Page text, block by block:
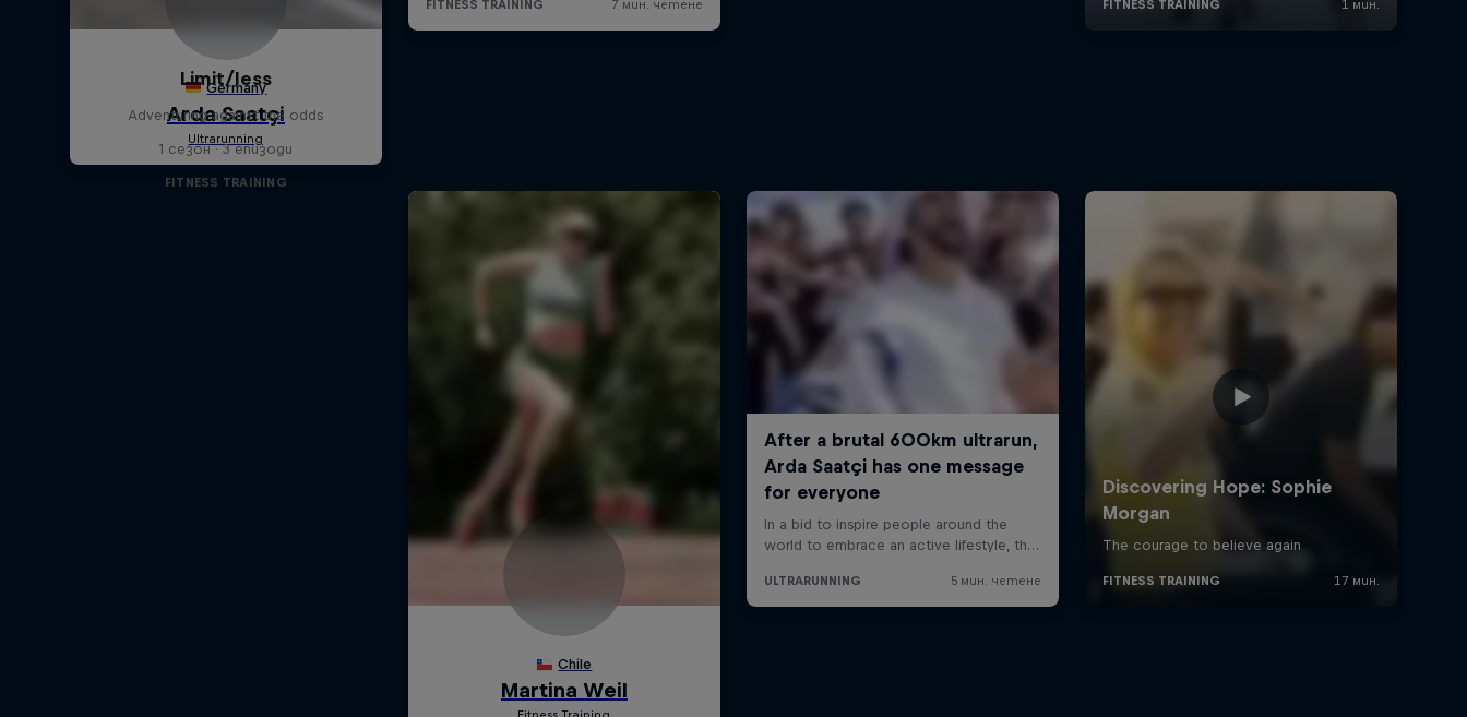
Limit/less
Adventuring against the odds
1 сезон · 3 епизоди
FITNESS TRAINING